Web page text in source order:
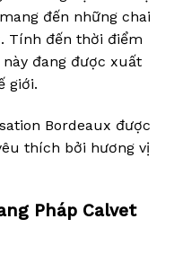
đến những chai
Tính đến thời điểm
đang được xuất
giới.
Bordeaux được
thích bởi hương vị
Pháp Calvet